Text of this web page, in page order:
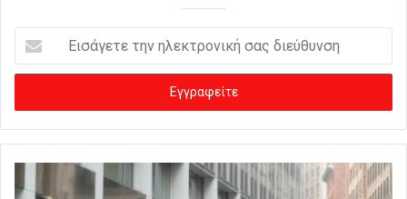
σ
γ
ε
τ